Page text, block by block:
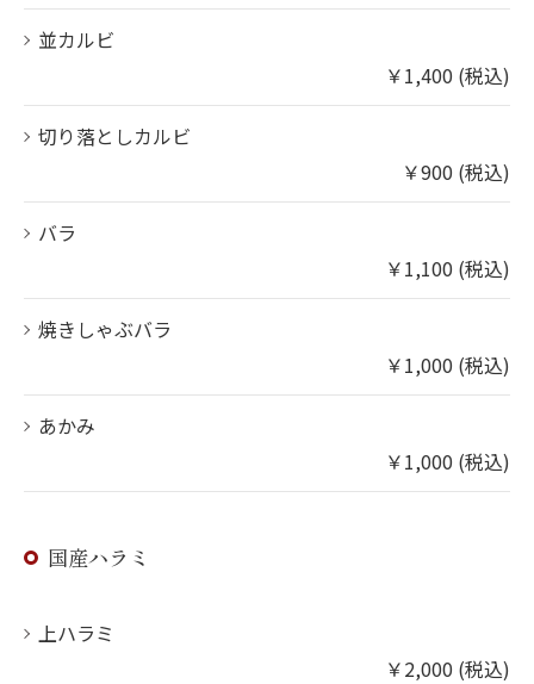
並カルビ
￥1,400 (税込)
切り落としカルビ
￥900 (税込)
バラ
￥1,100 (税込)
焼きしゃぶバラ
￥1,000 (税込)
あかみ
￥1,000 (税込)
国産ハラミ
上ハラミ
￥2,000 (税込)